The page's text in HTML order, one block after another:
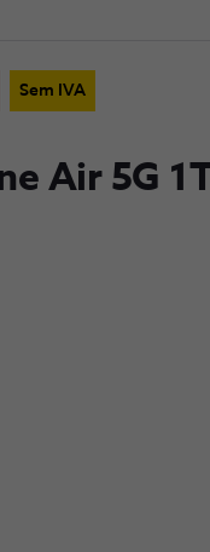
Sem IVA
Air 5G